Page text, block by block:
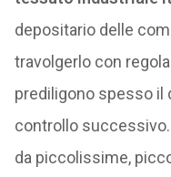
depositario delle
travolgerlo con
prediligono spesso il
controllo
da piccolissime,